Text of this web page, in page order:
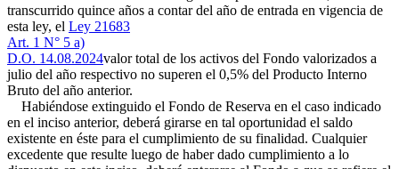
transcurrido quince años a contar del año de entrada en vigencia de
esta ley, el Ley 21683
Art. 1 N° 5 a)
D.O. 14.08.2024valor total de los activos del Fondo valorizados a
julio del año respectivo no superen el 0,5% del Producto Interno
Bruto del año anterior.
Habiéndose extinguido el Fondo de Reserva en el caso indicado
en el inciso anterior, deberá girarse en tal oportunidad el saldo
existente en éste para el cumplimiento de su finalidad. Cualquier
excedente que resulte luego de haber dado cumplimiento a lo